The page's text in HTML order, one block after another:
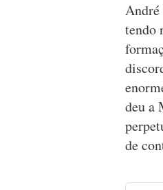
André
tendo
deu a
de